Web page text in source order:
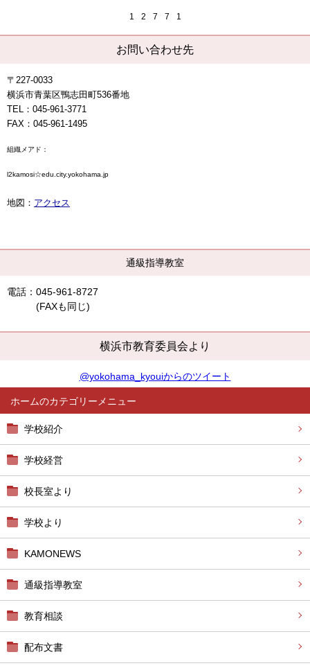
ホーム
学校紹介
学校経営
校長室より
学校より
KAMONEWS
通級指導教室
教育相談
配布文書
1 2 7 7 1
お問い合わせ先
〒227-0033
横浜市青葉区鴨志田町536番地
TEL：045-961-3771
FAX：045-961-1495
組織メアド：
l2kamosi☆edu.city.yokohama.jp
地図： アクセス
通級指導教室
電話：045-961-8727
(FAXも同じ)
横浜市教育委員会より
@yokohama_kyouiからのツイート